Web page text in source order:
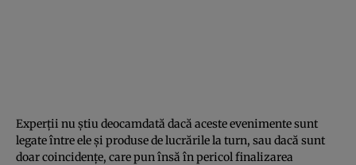
Experţii nu ştiu deocamdată dacă aceste evenimente sunt
legate între ele şi produse de lucrările la turn, sau dacă sunt
doar coincidenţe, care pun însă în pericol finalizarea